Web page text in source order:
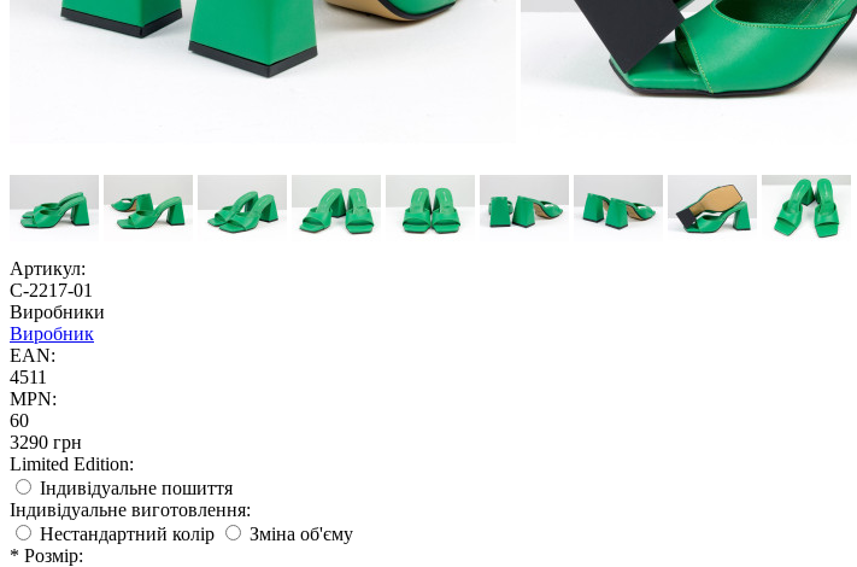
Артикул:
С-2217-01
Виробники
Виробник
EAN:
4511
MPN:
60
3290 грн
Limited Edition:
Індивідуальне пошиття
Індивідуальне виготовлення:
Нестандартний колір
Зміна об'єму
* Розмір: